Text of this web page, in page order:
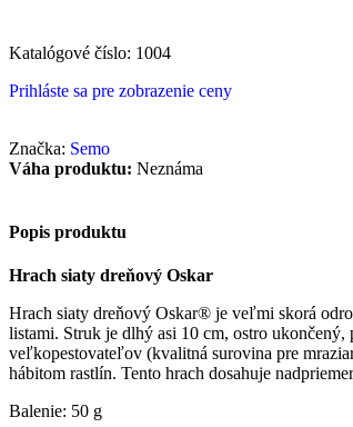
Katalógové číslo: 1004
Prihláste sa pre zobrazenie ceny
Značka: Semo
Váha produktu: Neznáma
Popis produktu
Hrach siaty dreňový Oskar
Hrach siaty dreňový Oskar® je veľmi skorá
listami. Struk je dlhý asi 10 cm, ostro
veľkopestovateľov (kvalitná surovina pre
hábitom rastlín. Tento hrach dosahuje
Balenie: 50 g